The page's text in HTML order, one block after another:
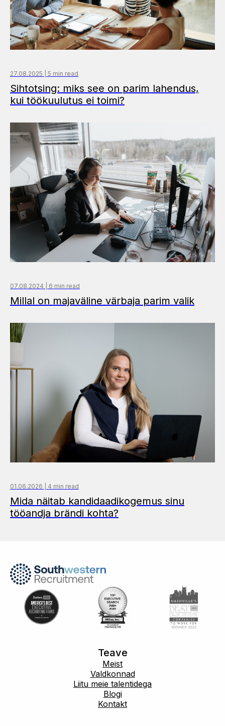
27.08.2025 | 5 min read
Sihtotsing: miks see on parim lahendus,
kui töökuulutus ei toimi?
07.08.2024 | 6 min read
Millal on majaväline värbaja parim valik
01.06.2026 | 4 min read
Mida näitab kandidaadikogemus sinu
tööandja brändi kohta?
Teave
Meist
Valdkonnad
Liitu meie talentidega
Blogi
Kontakt